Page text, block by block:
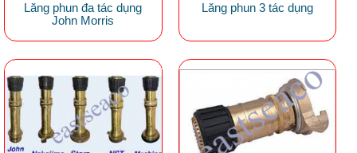
Lăng phun đa tác dụng
John Morris
Lăng phun 3 tác dụng